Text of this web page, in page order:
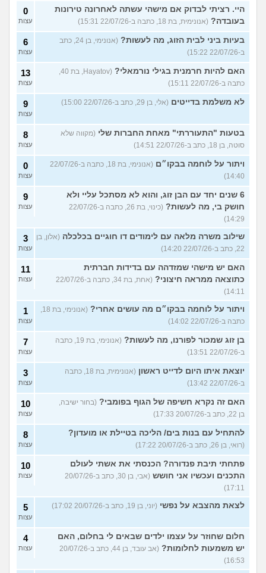
היי. רציתי לבדוק אם מישהי עשתה לאחרונה טירונות
בעובדה? (אנונימית, בת 18, כתבה ב-22/07/26 15:31)
0
עצות
בעיות ביני לבית הזוג, מה לעשות?
(אנונימי, בן 24, כתב
ב-22/07/26 15:22)
6
עצות
האם להיות חרמנית בגילי נורמאלי?
(Hayatov, בת 40,
כתבה ב-22/07/26 15:11)
13
עצות
לא משלמת בדייטים (אלי, בן 29, כתב ב-22/07/26 15:00) 9
עצות
בטעות "התעוררתי" מאחת החברות שלי (מקווה שלא
סוטה, בן 18, כתב ב-22/07/26 14:51)
8
עצות
ויתור על לוחמה בבקו״ם
(אנונימי, בת 18, כתבה ב-22/07/26
14:40)
0
עצות
6 שנים יחד עם הבן זוג, והוא לא מסתכל עליי ולא
חושק בי, מה לעשות?
(כינוי, בת 26, כתבה ב-22/07/26
14:29)
9
עצות
שילוב משרה מלאה עם לימודים דו חוגיים בכלכלה (אלון, בן
22, כתב ב-22/07/26 14:20)
3
עצות
האם יש מישהי שמזדהה עם בדידות חברתית
כתוצאה ממראה חיצוני?
(אחת, בת 34, כתבה ב-22/07/26
14:11)
11
עצות
ויתור על לוחמה בבקו״ם מה עושים אחרי?
(אנונימי, בת 18,
כתבה ב-22/07/26 14:02)
1
עצות
בן זוג שמכור לפורנו, מה לעשות?
(אנונימי, בת 19, כתבה
ב-22/07/26 13:51)
7
עצות
יוצאת איתו היום לדייט ראשון
(אנונימית, בת 18, כתבה
ב-22/07/26 13:42)
3
עצות
האם זה נקרא חשיפה של הגוף בפומבי? (בחור ישיבה,
בן 22, כתב ב-20/07/26 17:33)
10
עצות
להתחיל עם בנות בים/ הליכה בטיילת או מועדון?
(רואי, בן 26, כתב ב-20/07/26 17:22)
8
עצות
פתחתי תיבת פנדורה? הכנסתי את אשתי לעולם
התכנים ועכשיו אני חושש
(אבי, בן 30, כתב ב-20/07/26
17:11)
10
עצות
לצאת מהצבא על נפשי (יוני, בן 19, כתב ב-20/07/26 17:02) 5
עצות
חלום שחוזר על עצמו ילדים שבאים לי בחלום, האם
יש משמעות לחלומות?
(אב עובד, בן 44, כתב ב-20/07/26
16:53)
4
עצות